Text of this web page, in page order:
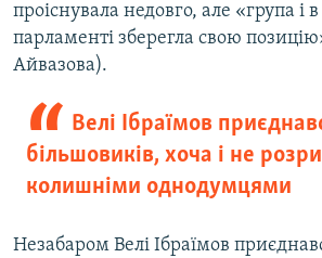
проіснувала недовго, але «група і в
парламенті зберегла свою
Айвазова).
Велі Ібраїмов
більшовиків, хоча і не
колишніми однодумцями
Незабаром Велі Ібраїмов